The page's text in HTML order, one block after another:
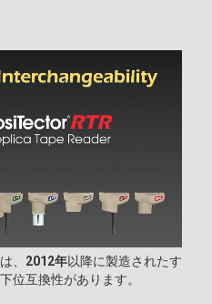
、 2012年以降に製造されたす
位互換性があります。